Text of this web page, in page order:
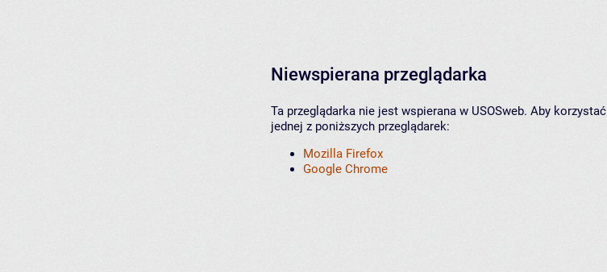
Niewspierana przeglądarka
Ta przeglądarka nie jest wspierana w USOSweb. Aby
jednej z poniższych przeglądarek:
Mozilla Firefox
Google Chrome